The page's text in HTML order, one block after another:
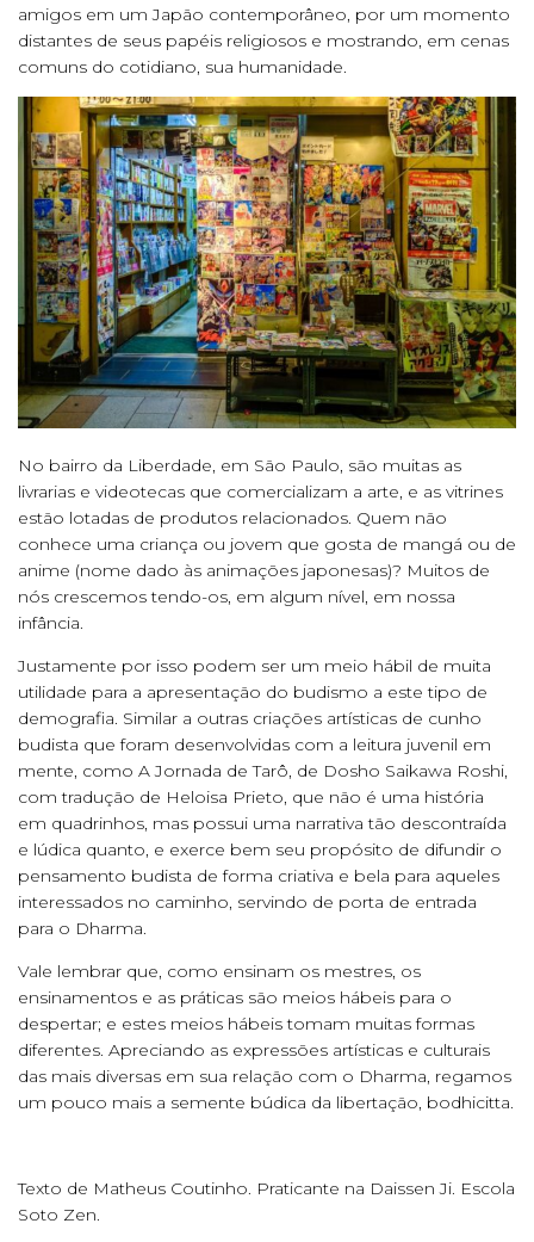
amigos em um Japão contemporâneo, por um momento
distantes de seus papéis religiosos e mostrando, em cenas
comuns do cotidiano, sua humanidade.
No bairro da Liberdade, em São Paulo, são muitas as
livrarias e videotecas que comercializam a arte, e as vitrines
estão lotadas de produtos relacionados. Quem não
conhece uma criança ou jovem que gosta de mangá ou de
anime (nome dado às animações japonesas)? Muitos de
nós crescemos tendo-os, em algum nível, em nossa
infância.
Justamente por isso podem ser um meio hábil de muita
utilidade para a apresentação do budismo a este tipo de
demografia. Similar a outras criações artísticas de cunho
budista que foram desenvolvidas com a leitura juvenil em
mente, como A Jornada de Tarô, de Dosho Saikawa Roshi,
com tradução de Heloisa Prieto, que não é uma história
em quadrinhos, mas possui uma narrativa tão descontraída
e lúdica quanto, e exerce bem seu propósito de difundir o
pensamento budista de forma criativa e bela para aqueles
interessados no caminho, servindo de porta de entrada
para o Dharma.
Vale lembrar que, como ensinam os mestres, os
ensinamentos e as práticas são meios hábeis para o
despertar; e estes meios hábeis tomam muitas formas
diferentes. Apreciando as expressões artísticas e culturais
das mais diversas em sua relação com o Dharma, regamos
um pouco mais a semente búdica da libertação, bodhicitta.
Texto de Matheus Coutinho. Praticante na Daissen Ji. Escola
Soto Zen.